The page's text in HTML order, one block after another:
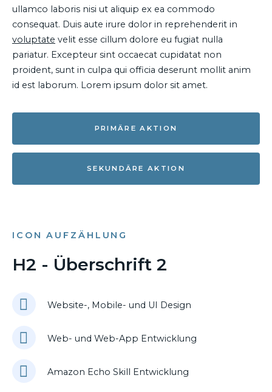
ullamco laboris nisi ut aliquip ex ea commodo
consequat. Duis aute irure dolor in reprehenderit in
voluptate velit esse cillum dolore eu fugiat nulla
pariatur. Excepteur sint occaecat cupidatat non
proident, sunt in culpa qui officia deserunt mollit anim
id est laborum. Lorem ipsum dolor sit amet.
PRIMÄRE AKTION
SEKUNDÄRE AKTION
ICON AUFZÄHLUNG
H2 - Überschrift 2
Website-, Mobile- und UI Design
Web- und Web-App Entwicklung
Amazon Echo Skill Entwicklung